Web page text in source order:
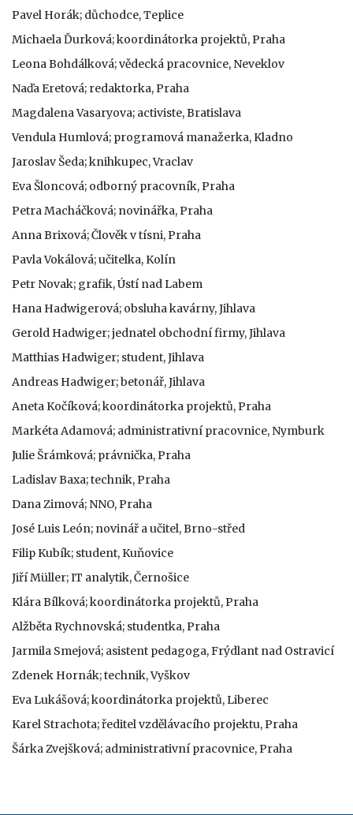
Pavel Horák; důchodce, Teplice
Michaela Ďurková; koordinátorka projektů, Praha
Leona Bohdálková; vědecká pracovnice, Neveklov
Naďa Eretová; redaktorka, Praha
Magdalena Vasaryova; activiste, Bratislava
Vendula Humlová; programová manažerka, Kladno
Jaroslav Šeda; knihkupec, Vraclav
Eva Šloncová; odborný pracovník, Praha
Petra Macháčková; novinářka, Praha
Anna Brixová; Člověk v tísni, Praha
Pavla Vokálová; učitelka, Kolín
Petr Novak; grafik, Ústí nad Labem
Hana Hadwigerová; obsluha kavárny, Jihlava
Gerold Hadwiger; jednatel obchodní firmy, Jihlava
Matthias Hadwiger; student, Jihlava
Andreas Hadwiger; betonář, Jihlava
Aneta Kočíková; koordinátorka projektů, Praha
Markéta Adamová; administrativní pracovnice, Nymburk
Julie Šrámková; právnička, Praha
Ladislav Baxa; technik, Praha
Dana Zimová; NNO, Praha
José Luis León; novinář a učitel, Brno-střed
Filip Kubík; student, Kuňovice
Jiří Müller; IT analytik, Černošice
Klára Bílková; koordinátorka projektů, Praha
Alžběta Rychnovská; studentka, Praha
Jarmila Smejová; asistent pedagoga, Frýdlant nad Ostravicí
Zdenek Hornák; technik, Vyškov
Eva Lukášová; koordinátorka projektů, Liberec
Karel Strachota; ředitel vzdělávacího projektu, Praha
Šárka Zvejšková; administrativní pracovnice, Praha